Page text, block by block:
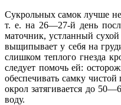
Сукрольных самок лучше
т. е. на 26—27-й день
маточник, устланный сухой
выщипывает у себя на
слишком теплого гнезда
следует помочь ей:
обеспечивать самку
окрол затягивается до
воду.